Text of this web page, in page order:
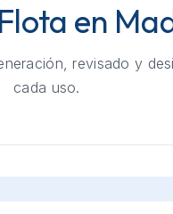
en
revisado y
cada uso.